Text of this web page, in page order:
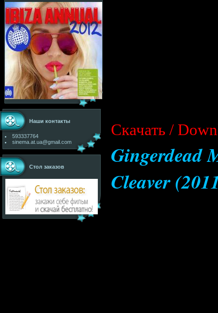
Наши контакты
593337764
sinema.at.ua@gmail.com
Стол заказов
Cкачать /
Gingerdead
Cleaver